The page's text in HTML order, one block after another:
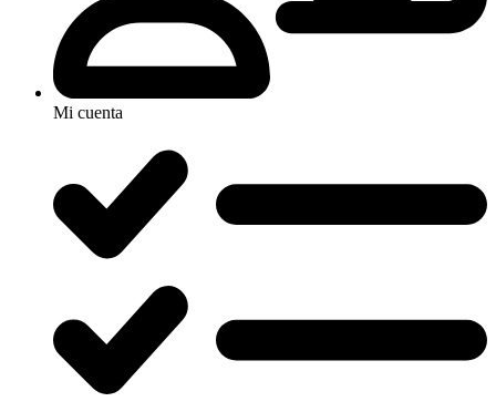
Mi cuenta